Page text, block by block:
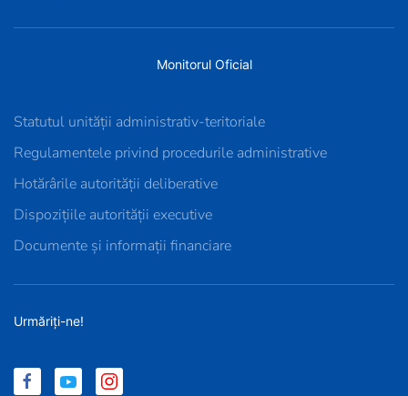
Monitorul Oficial
Statutul unității administrativ-teritoriale
Regulamentele privind procedurile administrative
Hotărârile autorității deliberative
Dispozițiile autorității executive
Documente și informații financiare
Urmăriți-ne!